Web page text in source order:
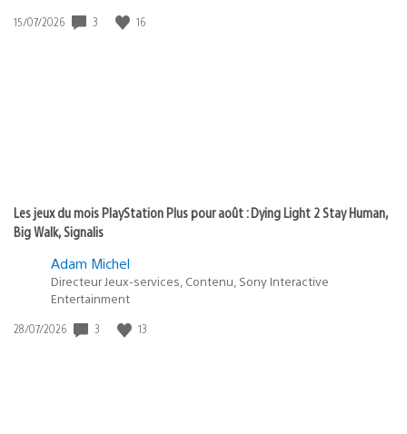
Date
15/07/2026 3 16
Les jeux du mois PlayStation Plus pour août : Dying Light 2 Stay Human,
Big Walk, Signalis
Adam Michel
Directeur Jeux-services, Contenu, Sony Interactive
Entertainment
Date
28/07/2026 3 13